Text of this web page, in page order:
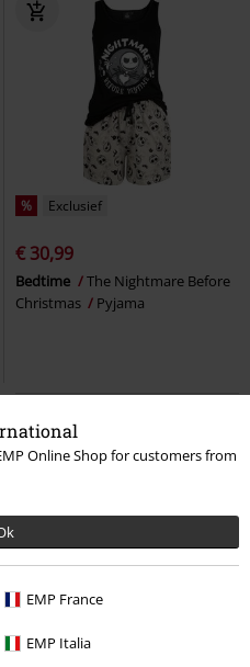
Online Shop for customers from
EMP France
EMP Italia
% Exclusief
€ 30,99
Bedtime
The Nightmare Before
Christmas
Pyjama
Adviesprijs€ 37,99